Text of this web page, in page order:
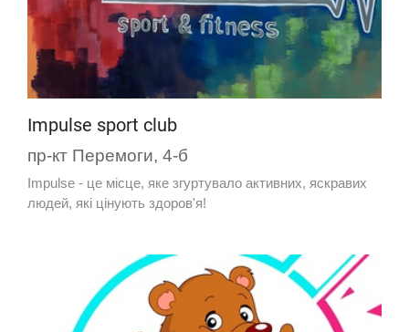
Impulse sport club
пр-кт Перемоги, 4-б
Impulse - це місце, яке згуртувало активних, яскравих
людей, які цінують здоров'я!